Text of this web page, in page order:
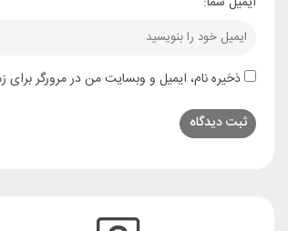
ذخیره نام، ایمیل و وبسایت من در مرورگر